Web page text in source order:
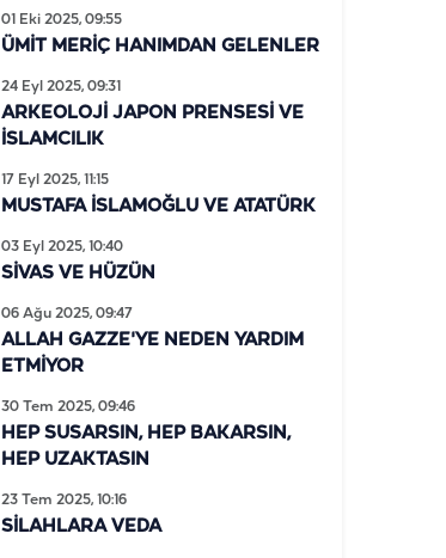
ÜMİT MERİÇ HANIMDAN GELENLER
01 Eki 2025, 09:55
ARKEOLOJİ JAPON PRENSESİ VE
İSLAMCILIK
24 Eyl 2025, 09:31
MUSTAFA İSLAMOĞLU VE ATATÜRK
17 Eyl 2025, 11:15
SİVAS VE HÜZÜN
03 Eyl 2025, 10:40
ALLAH GAZZE'YE NEDEN YARDIM
ETMİYOR
06 Ağu 2025, 09:47
HEP SUSARSIN, HEP BAKARSIN,
HEP UZAKTASIN
30 Tem 2025, 09:46
SİLAHLARA VEDA
23 Tem 2025, 10:16